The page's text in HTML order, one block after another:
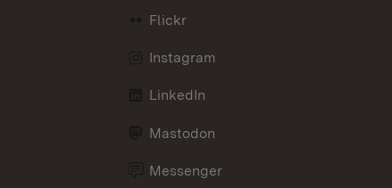
Flickr
Instagram
LinkedIn
Mastodon
Messenger